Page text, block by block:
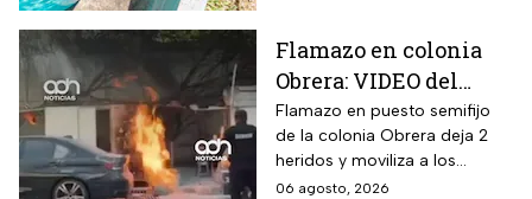
Flamazo en colonia
Obrera: VIDEO del
siniestro en puesto
semifijo que dejó
heridos
Flamazo en puesto semifijo
de la colonia Obrera deja 2
heridos y moviliza a los
servicios de emergencia en
06 agosto, 2026